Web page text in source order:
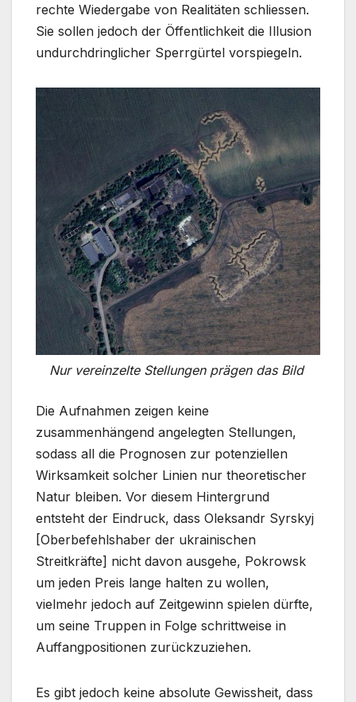
rechte Wiedergabe von Realitäten schliessen.
Sie sollen jedoch der Öffentlichkeit die Illusion
undurchdringlicher Sperrgürtel vorspiegeln.
Nur vereinzelte Stellungen prägen das Bild
Die Aufnahmen zeigen keine
zusammenhängend angelegten Stellungen,
sodass all die Prognosen zur potenziellen
Wirksamkeit solcher Linien nur theoretischer
Natur bleiben. Vor diesem Hintergrund
entsteht der Eindruck, dass Oleksandr Syrskyj
[Oberbefehlshaber der ukrainischen
Streitkräfte] nicht davon ausgehe, Pokrowsk
um jeden Preis lange halten zu wollen,
vielmehr jedoch auf Zeitgewinn spielen dürfte,
um seine Truppen in Folge schrittweise in
Auffangpositionen zurückzuziehen.
Es gibt jedoch keine absolute Gewissheit, dass